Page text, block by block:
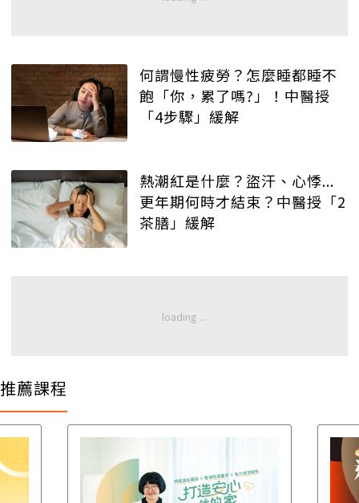
何謂慢性疲勞？怎麼睡都睡不
飽「你，累了嗎?」！中醫授
「4步驟」緩解
熱潮紅是什麼？盜汗、心悸...
更年期何時才結束？中醫授「2
茶膳」緩解
推薦課程